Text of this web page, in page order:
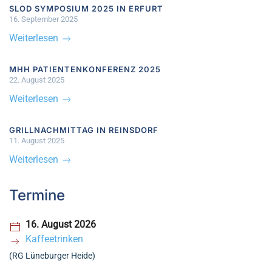
SLOD SYMPOSIUM 2025 IN ERFURT
16. September 2025
Weiterlesen
MHH PATIENTENKONFERENZ 2025
22. August 2025
Weiterlesen
GRILLNACHMITTAG IN REINSDORF
11. August 2025
Weiterlesen
Termine
16. August 2026
Kaffeetrinken
(RG Lüneburger Heide)